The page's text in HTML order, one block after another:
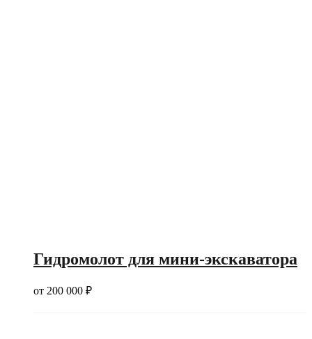
Гидромолот для мини-экскаватора
от 200 000 ₽